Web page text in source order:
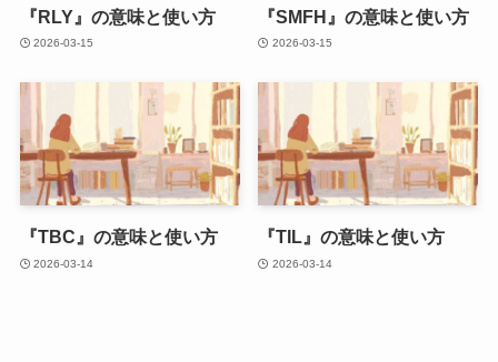
『RLY』の意味と使い方
2026-03-15
『SMFH』の意味と使い方
2026-03-15
『TBC』の意味と使い方
2026-03-14
『TIL』の意味と使い方
2026-03-14